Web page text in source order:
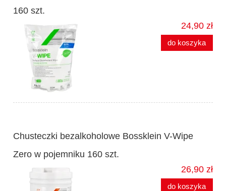
160 szt.
24,90 zł
do koszyka
Chusteczki bezalkoholowe Bossklein V-Wipe
Zero w pojemniku 160 szt.
26,90 zł
do koszyka